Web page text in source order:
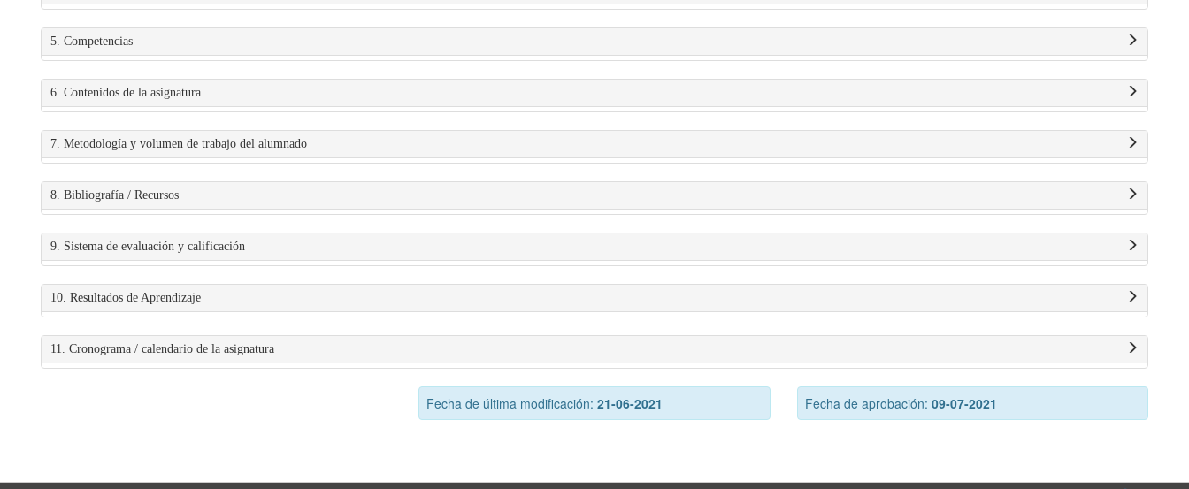
5. Competencias
6. Contenidos de la asignatura
7. Metodología y volumen de trabajo del alumnado
8. Bibliografía / Recursos
9. Sistema de evaluación y calificación
10. Resultados de Aprendizaje
11. Cronograma / calendario de la asignatura
Fecha de última modificación:21-06-2021 Fecha de aprobación: 09-07-2021